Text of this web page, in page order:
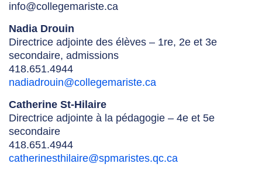
info@collegemariste.ca
Nadia Drouin
Directrice adjointe des élèves – 1re, 2e et 3e
secondaire, admissions
418.651.4944
nadiadrouin@collegemariste.ca
Catherine St-Hilaire
Directrice adjointe à la pédagogie – 4e et 5e
secondaire
418.651.4944
catherinesthilaire@spmaristes.qc.ca